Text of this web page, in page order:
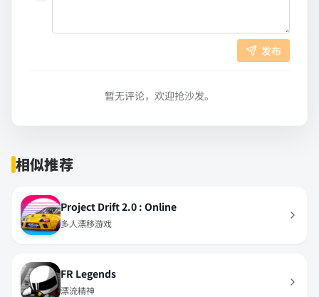
发布
暂无评论，欢迎抢沙发。
相似推荐
Project Drift 2.0 : Online
多人漂移游戏
FR Legends
漂流精神